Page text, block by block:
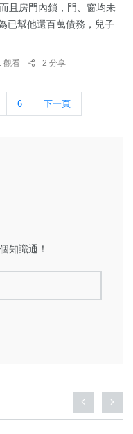
且房門內鎖，門、窗均未
已幫他還百萬債務，兒子
觀看 2 分享
6 下一頁
知識通！